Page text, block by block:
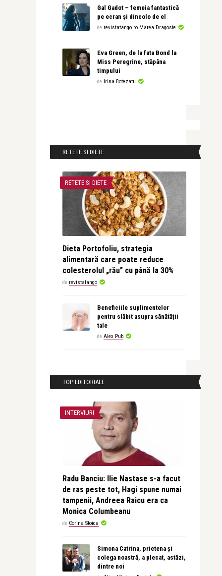
Gal Gadot – femeia fantastică
pe ecran și dincolo de el
de revistatango.ro Marea Dragoste
Eva Green, de la fata Bond la
Miss Peregrine, stăpâna
timpului
de Irina Botezatu
RETETE SI DIETE
RETETE SI DIETE
Dieta Portofoliu, strategia
alimentară care poate reduce
colesterolul „rău” cu până la 30%
de revistatango
Beneficiile suplimentelor
pentru slăbit asupra sănătății
tale
de Alex Pub
TOP EDITORIALE
INTERVIURI
Radu Banciu: Ilie Nastase s-a facut
de ras peste tot, Hagi spune numai
tampenii, Andreea Raicu era ca
Monica Columbeanu
de Corina Stoica
Simona Catrina, prietena și
colega noastră, a plecat, astăzi,
dintre noi